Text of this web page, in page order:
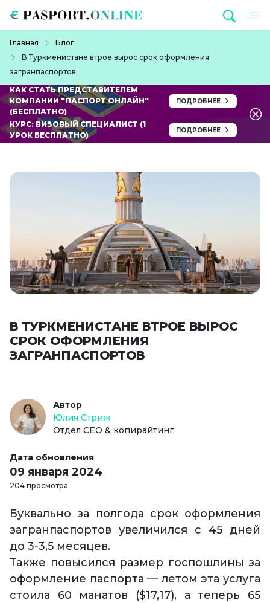
Главная
Блог
В Туркменистане втрое вырос срок оформления
загранпаспортов
КАК СТАТЬ ПРЕДСТАВИТЕЛЕМ
КОМПАНИИ "ПАСПОРТ ОНЛАЙН"
(БЕСПЛАТНО)
ПОДРОБНЕЕ
КУРС: ВИЗОВЫЙ СПЕЦИАЛИСТ (1
УРОК БЕСПЛАТНО)
ПОДРОБНЕЕ
В ТУРКМЕНИСТАНЕ ВТРОЕ ВЫРОС
СРОК ОФОРМЛЕНИЯ
ЗАГРАНПАСПОРТОВ
Автор
Юлия Стриж
Отдел СЕО & копирайтинг
Дата обновления
09 января 2024
204 просмотра
Буквально за полгода срок оформления
загранпаспортов увеличился с 45 дней
до 3-3,5 месяцев.
Также повысился размер госпошлины за
оформление паспорта — летом эта услуга
стоила 60 манатов ($17,17), а теперь 65